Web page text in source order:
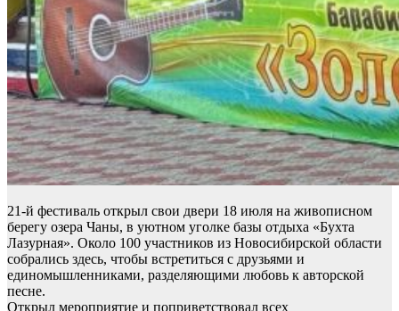
21-й фестиваль открыл свои двери 18 июля на живописном
берегу озера Чаны, в уютном уголке базы отдыха «Бухта
Лазурная». Около 100 участников из Новосибирской области
собрались здесь, чтобы встретиться с друзьями и
единомышленниками, разделяющими любовь к авторской
песне.
Открыл мероприятие и поприветствовал всех